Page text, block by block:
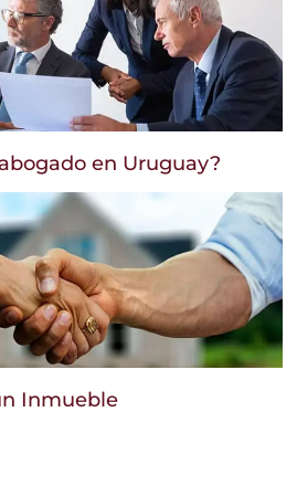
en Uruguay?
Inmueble